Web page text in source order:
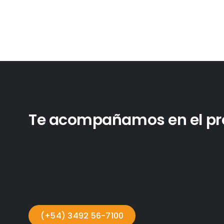
Te acompañamos en el
(+54) 3492 56-7100